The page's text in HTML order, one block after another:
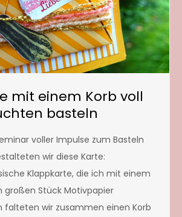
mit einem Korb voll
basteln
voller Impulse zum Basteln
wir diese Karte:
Klappkarte, die ich mit einem
großen Stück Motivpapier
falteten wir zusammen einen Korb